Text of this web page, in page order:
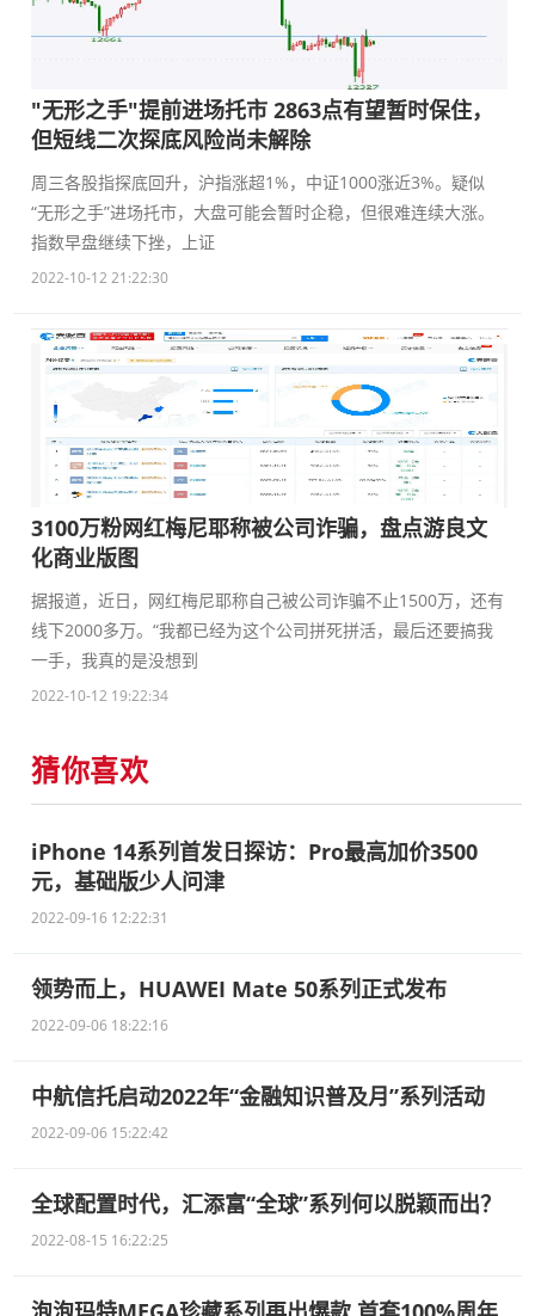
"无形之手"提前进场托市 2863点有望暂时保住，
但短线二次探底风险尚未解除
周三各股指探底回升，沪指涨超1%，中证1000涨近3%。疑似
“无形之手”进场托市，大盘可能会暂时企稳，但很难连续大涨。
指数早盘继续下挫，上证
2022-10-12 21:22:30
3100万粉网红梅尼耶称被公司诈骗，盘点游良文
化商业版图
据报道，近日，网红梅尼耶称自己被公司诈骗不止1500万，还有
线下2000多万。“我都已经为这个公司拼死拼活，最后还要搞我
一手，我真的是没想到
2022-10-12 19:22:34
猜你喜欢
iPhone 14系列首发日探访：Pro最高加价3500
元，基础版少人问津
2022-09-16 12:22:31
领势而上，HUAWEI Mate 50系列正式发布
2022-09-06 18:22:16
中航信托启动2022年“金融知识普及月”系列活动
2022-09-06 15:22:42
全球配置时代，汇添富“全球”系列何以脱颖而出？
2022-08-15 16:22:25